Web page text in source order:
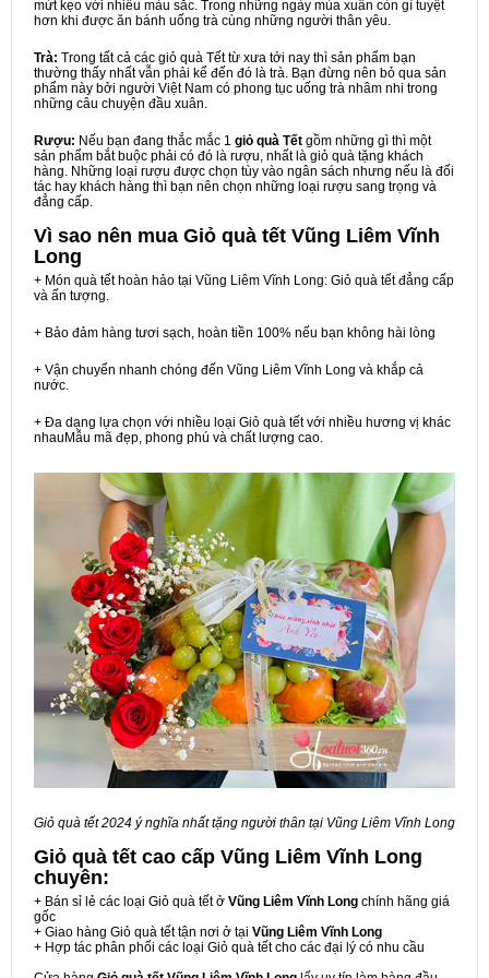
mứt kẹo với nhiều màu sắc. Trong những ngày mùa xuân còn gì tuyệt
hơn khi được ăn bánh uống trà cùng những người thân yêu.
Trà: Trong tất cả các giỏ quà Tết từ xưa tới nay thì sản phẩm bạn
thường thấy nhất vẫn phải kể đến đó là trà. Bạn đừng nên bỏ qua sản
phẩm này bởi người Việt Nam có phong tục uống trà nhâm nhi trong
những câu chuyện đầu xuân.
Rượu: Nếu bạn đang thắc mắc 1 giỏ quà Tết gồm những gì thì một
sản phẩm bắt buộc phải có đó là rượu, nhất là giỏ quà tặng khách
hàng. Những loại rượu được chọn tùy vào ngân sách nhưng nếu là đối
tác hay khách hàng thì bạn nên chọn những loại rượu sang trọng và
đẳng cấp.
Vì sao nên mua Giỏ quà tết Vũng Liêm Vĩnh
Long
+ Món quà tết hoàn hảo tại Vũng Liêm Vĩnh Long: Giỏ quà tết đẳng cấp
và ấn tượng.
+ Bảo đảm hàng tươi sạch, hoàn tiền 100% nếu bạn không hài lòng
+ Vận chuyển nhanh chóng đến Vũng Liêm Vĩnh Long và khắp cả
nước.
+ Đa dạng lựa chọn với nhiều loại Giỏ quà tết với nhiều hương vị khác
nhauMẫu mã đẹp, phong phú và chất lượng cao.
Giỏ quà tết 2024 ý nghĩa nhất tặng người thân tại Vũng Liêm Vĩnh Long
Giỏ quà tết cao cấp Vũng Liêm Vĩnh Long
chuyên:
+ Bán sỉ lẻ các loại Giỏ quà tết ở Vũng Liêm Vĩnh Long chính hãng giá
gốc
+ Giao hàng Giỏ quà tết tận nơi ở tại Vũng Liêm Vĩnh Long
+ Hợp tác phân phối các loại Giỏ quà tết cho các đại lý có nhu cầu